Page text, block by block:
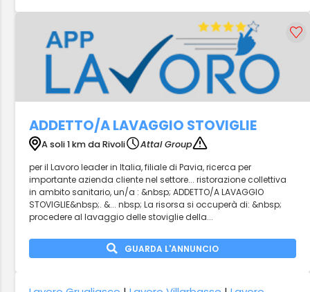
ADDETTO/A LAVAGGIO STOVIGLIE
A soli 1 km da Rivoli
Attal Group
per il Lavoro leader in Italia, filiale di Pavia, ricerca per
importante azienda cliente nel settore... ristorazione collettiva
in ambito sanitario, un/a : &nbsp; ADDETTO/A LAVAGGIO
STOVIGLIE&nbsp;. &... nbsp; La risorsa si occuperà di: &nbsp;
procedere al lavaggio delle stoviglie della...
GUARDA L'ANNUNCIO